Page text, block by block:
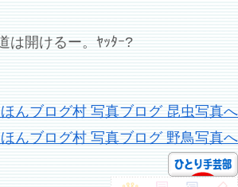
は開けるー。ﾔｯﾀｰ?